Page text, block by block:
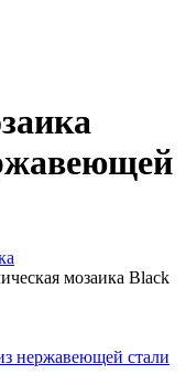
мозаика Black